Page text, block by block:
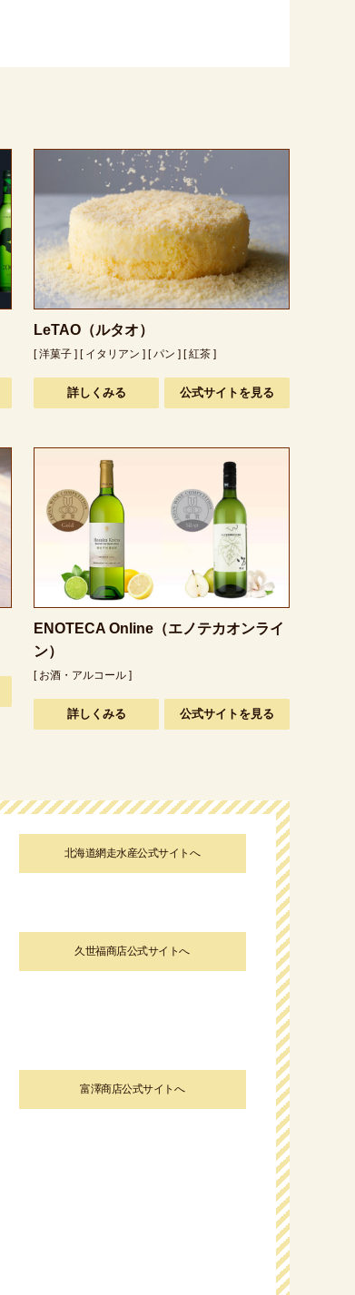
LeTAO（ルタオ）
[ 洋菓子 ] [ イタリアン ] [ パン ] [ 紅茶 ]
詳しくみる 公式サイトを見る
ENOTECA Online（エノテカオンライ
ン）
[ お酒・アルコール ]
詳しくみる 公式サイトを見る
北海道網走水産公式サイトへ
久世福商店公式サイトへ
富澤商店公式サイトへ